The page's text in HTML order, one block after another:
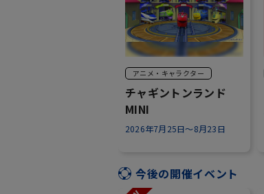
アニメ・キャラクター
チャギントンランド
MINI
2026年7月25日～8月23日
今後の開催イベント